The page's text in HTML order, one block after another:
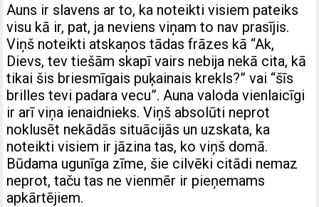
Auns ir slavens ar to, ka noteikti visiem pateiks
visu kā ir, pat, ja neviens viņam to nav prasījis.
Viņš noteikti atskaņos tādas frāzes kā “Ak,
Dievs, tev tiešām skapī vairs nebija nekā cita, kā
tikai šis briesmīgais puķainais krekls?” vai “šīs
brilles tevi padara vecu”. Auna valoda vienlaicīgi
ir arī viņa ienaidnieks. Viņš absolūti neprot
noklusēt nekādās situācijās un uzskata, ka
noteikti visiem ir jāzina tas, ko viņš domā.
Būdama ugunīga zīme, šie cilvēki citādi nemaz
neprot, taču tas ne vienmēr ir pieņemams
apkārtējiem.